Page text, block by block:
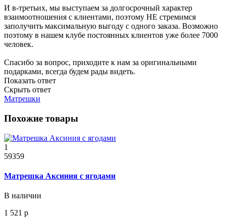
И в-третьих, мы выступаем за долгосрочный характер
взаимоотношения с клиентами, поэтому НЕ стремимся
заполучить максимальную выгоду с одного заказа. Возможно
поэтому в нашем клубе постоянных клиентов уже более 7000
человек.
Спасибо за вопрос, приходите к нам за оригинальными
подарками, всегда будем рады видеть.
Показать ответ
Скрыть ответ
Матрешки
Похожие товары
1
59359
Матрешка Аксиния с ягодами
В наличии
1 521 р